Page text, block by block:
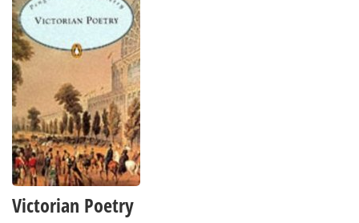
Victorian Poetry